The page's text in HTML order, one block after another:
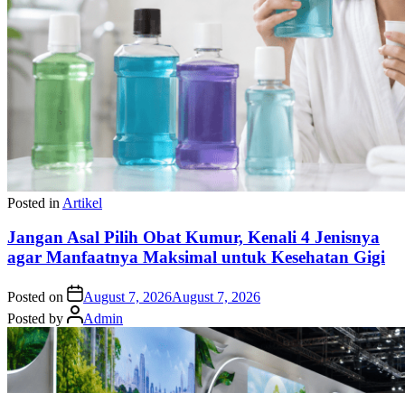
Posted in Artikel
Jangan Asal Pilih Obat Kumur, Kenali 4 Jenisnya
agar Manfaatnya Maksimal untuk Kesehatan Gigi
Posted on August 7, 2026August 7, 2026
Posted by
Admin